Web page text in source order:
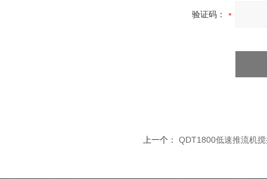
验证码：
上一个： QDT1800低速推流机